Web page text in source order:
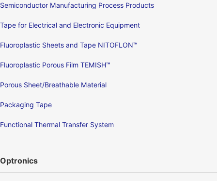
Semiconductor Manufacturing Process Products
Tape for Electrical and Electronic Equipment
Fluoroplastic Sheets and Tape NITOFLON™
Fluoroplastic Porous Film TEMISH™
Porous Sheet/Breathable Material
Packaging Tape
Functional Thermal Transfer System
Optronics